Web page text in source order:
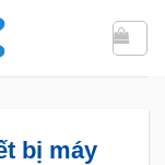
bị máy